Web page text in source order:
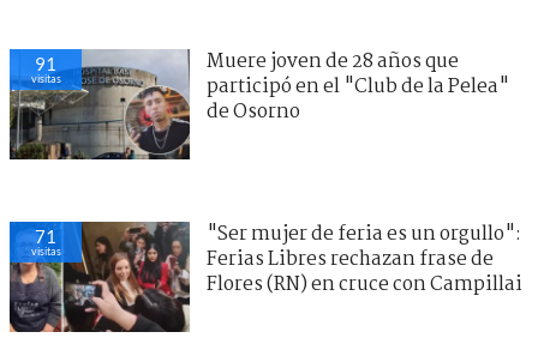
91
visitas
Muere joven de 28 años que
participó en el "Club de la Pelea"
de Osorno
71
visitas
"Ser mujer de feria es un orgullo":
Ferias Libres rechazan frase de
Flores (RN) en cruce con Campillai